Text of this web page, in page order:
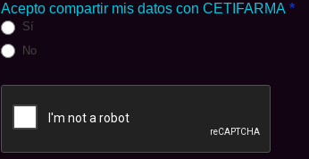
Acepto compartir mis datos con CETIFARMA *
Sí
No